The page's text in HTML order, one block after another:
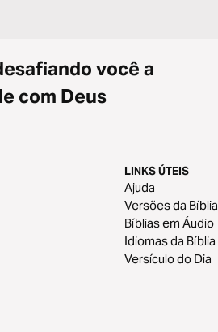
você a
com Deus
LINKS ÚTEIS
Ajuda
Versões da Bíblia
Bíblias em Áudio
Idiomas da Bíblia
Versículo do Dia